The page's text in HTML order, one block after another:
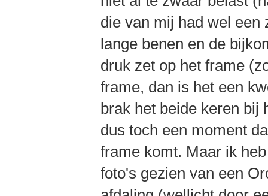
die van mij had wel
lange benen en de
druk zet op het frame
frame, dan is het een
brak het beide keren bij
dus toch een moment
frame komt. Maar ik
foto's gezien van een